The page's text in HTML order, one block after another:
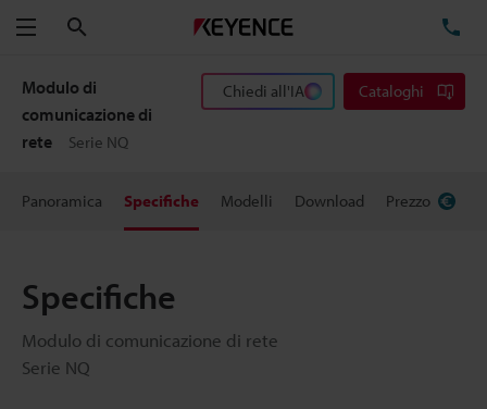
Menu
Modulo di
comunicazione di
rete
Serie NQ
Chiedi all'IA Cataloghi
Panoramica Specifiche Modelli Download Prezzo
Specifiche
Modulo di comunicazione di rete
Serie NQ